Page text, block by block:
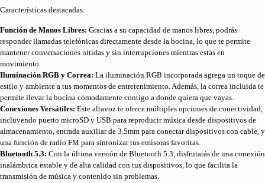
Características destacadas:
Función de Manos Libres: Gracias a su capacidad de manos libres, podrás
responder llamadas telefónicas directamente desde la bocina, lo que te permite
mantener conversaciones nítidas y sin interrupciones mientras estás en
movimiento.
Iluminación RGB y Correa: La iluminación RGB incorporada agrega un toque de
estilo y ambiente a tus momentos de entretenimiento. Además, la correa incluida te
permite llevar la bocina cómodamente contigo a donde quiera que vayas.
Conexiones Versátiles: Este altavoz te ofrece múltiples opciones de conectividad,
incluyendo puerto microSD y USB para reproducir música desde dispositivos de
almacenamiento, entrada auxiliar de 3.5mm para conectar dispositivos con cable, y
una función de radio FM para sintonizar tus emisoras favoritas.
Bluetooth 5.3: Con la última versión de Bluetooth 5.3, disfrutarás de una conexión
inalámbrica estable y de alta calidad con tus dispositivos, lo que facilita la
transmisión de música y contenido sin problemas.